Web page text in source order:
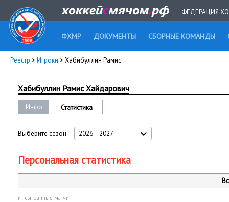
ФЕДЕРАЦИЯ
ФХМР ДОКУМЕНТЫ СБОРНЫЕ КОМАНДЫ
Реестр > Игроки > Хабибуллин Рамис
Хабибуллин Рамис Хайдарович
Инфо Статистика
Выберите сезон 2026—2027
Персональная статистика
и - сыгранные матчи